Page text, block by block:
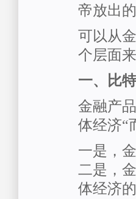
帝放出
可以从
个层面来
一、比
金融产
体经济“
一是，
二是，
体经济